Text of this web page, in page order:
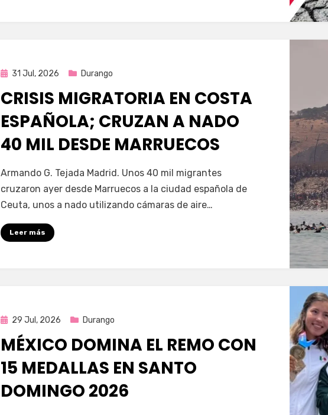
Publicada
31 Jul, 2026 Durango
CRISIS MIGRATORIA EN COSTA
ESPAÑOLA; CRUZAN A NADO
40 MIL DESDE MARRUECOS
porFernando Miranda Servín
Armando G. Tejada Madrid. Unos 40 mil migrantes
cruzaron ayer desde Marruecos a la ciudad española de
Ceuta, unos a nado utilizando cámaras de aire…
Leer más
Publicada
29 Jul, 2026 Durango
MÉXICO DOMINA EL REMO CON
15 MEDALLAS EN SANTO
DOMINGO 2026